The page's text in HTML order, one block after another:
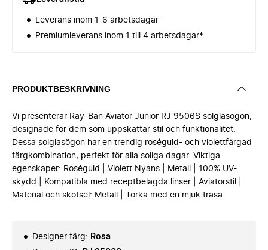
Leverans inom 1-6 arbetsdagar
Premiumleverans inom 1 till 4 arbetsdagar*
PRODUKTBESKRIVNING
Vi presenterar Ray-Ban Aviator Junior RJ 9506S solglasögon,
designade för dem som uppskattar stil och funktionalitet.
Dessa solglasögon har en trendig roséguld- och violettfärgad
färgkombination, perfekt för alla soliga dagar. Viktiga
egenskaper: Roséguld | Violett Nyans | Metall | 100% UV-
skydd | Kompatibla med receptbelagda linser | Aviatorstil |
Material och skötsel: Metall | Torka med en mjuk trasa.
Designer färg: Rosa